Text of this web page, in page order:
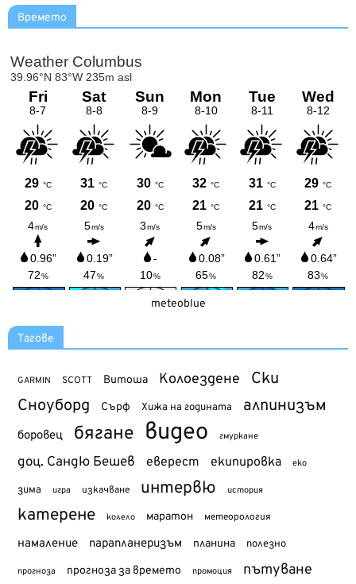
Времето
meteoblue
Тагове
GARMIN SCOTT Витоша Колоездене Ски
Сноуборд Сърф Хижа на годината алпинизъм
боровец бягане видео гмуркане
доц. Сандю Бешев еверест екипировка еко
зима игра изкачване интервю история
катерене колело маратон метеорология
намаление парапланеризъм планина полезно
прогноза прогноза за времето промоция пътуване